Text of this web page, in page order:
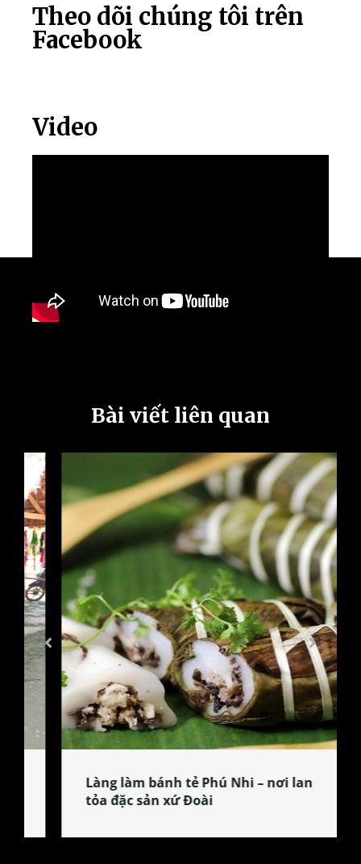
Theo dõi chúng tôi trên
Facebook
Video
Bài viết liên quan
Làng làm bánh tẻ Phú Nhi – nơi lan
tỏa đặc sản xứ Đoài